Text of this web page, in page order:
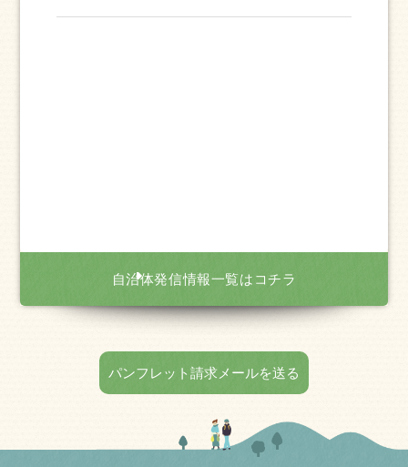
自治体発信情報一覧はコチラ
パンフレット請求メールを送る